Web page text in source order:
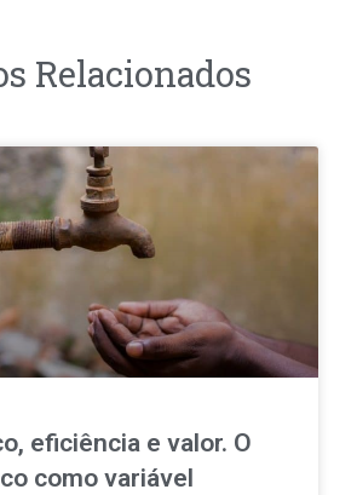
Relacionados
eficiência e valor. O
como variável